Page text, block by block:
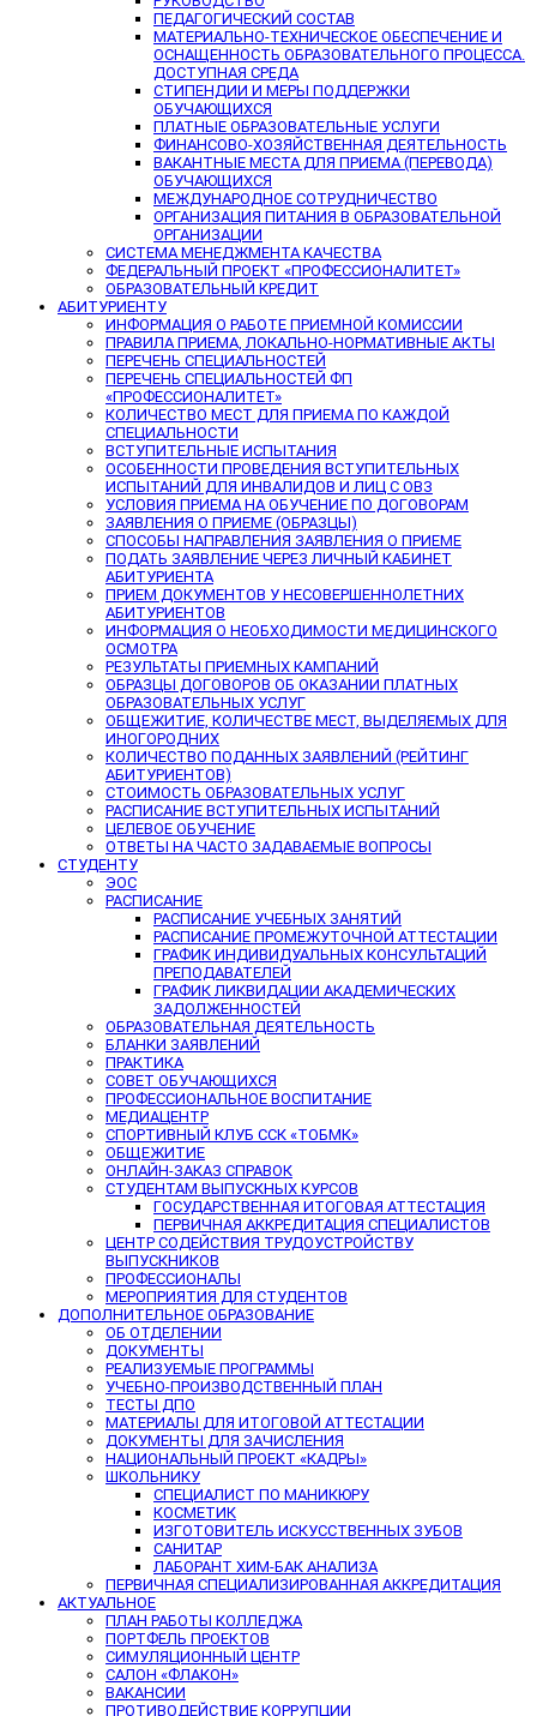
ПЕДАГОГИЧЕСКИЙ СОСТАВ
МАТЕРИАЛЬНО-ТЕХНИЧЕСКОЕ ОБЕСПЕЧЕНИЕ И
ОСНАЩЕННОСТЬ ОБРАЗОВАТЕЛЬНОГО ПРОЦЕССА.
ДОСТУПНАЯ СРЕДА
СТИПЕНДИИ И МЕРЫ ПОДДЕРЖКИ
ОБУЧАЮЩИХСЯ
ПЛАТНЫЕ ОБРАЗОВАТЕЛЬНЫЕ УСЛУГИ
ФИНАНСОВО-ХОЗЯЙСТВЕННАЯ ДЕЯТЕЛЬНОСТЬ
ВАКАНТНЫЕ МЕСТА ДЛЯ ПРИЕМА (ПЕРЕВОДА)
ОБУЧАЮЩИХСЯ
МЕЖДУНАРОДНОЕ СОТРУДНИЧЕСТВО
ОРГАНИЗАЦИЯ ПИТАНИЯ В ОБРАЗОВАТЕЛЬНОЙ
ОРГАНИЗАЦИИ
СИСТЕМА МЕНЕДЖМЕНТА КАЧЕСТВА
ФЕДЕРАЛЬНЫЙ ПРОЕКТ «ПРОФЕССИОНАЛИТЕТ»
ОБРАЗОВАТЕЛЬНЫЙ КРЕДИТ
АБИТУРИЕНТУ
ИНФОРМАЦИЯ О РАБОТЕ ПРИЕМНОЙ КОМИССИИ
ПРАВИЛА ПРИЕМА, ЛОКАЛЬНО-НОРМАТИВНЫЕ АКТЫ
ПЕРЕЧЕНЬ СПЕЦИАЛЬНОСТЕЙ
ПЕРЕЧЕНЬ СПЕЦИАЛЬНОСТЕЙ ФП
«ПРОФЕССИОНАЛИТЕТ»
КОЛИЧЕСТВО МЕСТ ДЛЯ ПРИЕМА ПО КАЖДОЙ
СПЕЦИАЛЬНОСТИ
ВСТУПИТЕЛЬНЫЕ ИСПЫТАНИЯ
ОСОБЕННОСТИ ПРОВЕДЕНИЯ ВСТУПИТЕЛЬНЫХ
ИСПЫТАНИЙ ДЛЯ ИНВАЛИДОВ И ЛИЦ С ОВЗ
УСЛОВИЯ ПРИЕМА НА ОБУЧЕНИЕ ПО ДОГОВОРАМ
ЗАЯВЛЕНИЯ О ПРИЕМЕ (ОБРАЗЦЫ)
СПОСОБЫ НАПРАВЛЕНИЯ ЗАЯВЛЕНИЯ О ПРИЕМЕ
ПОДАТЬ ЗАЯВЛЕНИЕ ЧЕРЕЗ ЛИЧНЫЙ КАБИНЕТ
АБИТУРИЕНТА
ПРИЕМ ДОКУМЕНТОВ У НЕСОВЕРШЕННОЛЕТНИХ
АБИТУРИЕНТОВ
ИНФОРМАЦИЯ О НЕОБХОДИМОСТИ МЕДИЦИНСКОГО
ОСМОТРА
РЕЗУЛЬТАТЫ ПРИЕМНЫХ КАМПАНИЙ
ОБРАЗЦЫ ДОГОВОРОВ ОБ ОКАЗАНИИ ПЛАТНЫХ
ОБРАЗОВАТЕЛЬНЫХ УСЛУГ
ОБЩЕЖИТИЕ, КОЛИЧЕСТВЕ МЕСТ, ВЫДЕЛЯЕМЫХ ДЛЯ
ИНОГОРОДНИХ
КОЛИЧЕСТВО ПОДАННЫХ ЗАЯВЛЕНИЙ (РЕЙТИНГ
АБИТУРИЕНТОВ)
СТОИМОСТЬ ОБРАЗОВАТЕЛЬНЫХ УСЛУГ
РАСПИСАНИЕ ВСТУПИТЕЛЬНЫХ ИСПЫТАНИЙ
ЦЕЛЕВОЕ ОБУЧЕНИЕ
ОТВЕТЫ НА ЧАСТО ЗАДАВАЕМЫЕ ВОПРОСЫ
СТУДЕНТУ
ЭОС
РАСПИСАНИЕ
РАСПИСАНИЕ УЧЕБНЫХ ЗАНЯТИЙ
РАСПИСАНИЕ ПРОМЕЖУТОЧНОЙ АТТЕСТАЦИИ
ГРАФИК ИНДИВИДУАЛЬНЫХ КОНСУЛЬТАЦИЙ
ПРЕПОДАВАТЕЛЕЙ
ГРАФИК ЛИКВИДАЦИИ АКАДЕМИЧЕСКИХ
ЗАДОЛЖЕННОСТЕЙ
ОБРАЗОВАТЕЛЬНАЯ ДЕЯТЕЛЬНОСТЬ
БЛАНКИ ЗАЯВЛЕНИЙ
ПРАКТИКА
СОВЕТ ОБУЧАЮЩИХСЯ
ПРОФЕССИОНАЛЬНОЕ ВОСПИТАНИЕ
МЕДИАЦЕНТР
СПОРТИВНЫЙ КЛУБ ССК «ТОБМК»
ОБЩЕЖИТИЕ
ОНЛАЙН-ЗАКАЗ СПРАВОК
СТУДЕНТАМ ВЫПУСКНЫХ КУРСОВ
ГОСУДАРСТВЕННАЯ ИТОГОВАЯ АТТЕСТАЦИЯ
ПЕРВИЧНАЯ АККРЕДИТАЦИЯ СПЕЦИАЛИСТОВ
ЦЕНТР СОДЕЙСТВИЯ ТРУДОУСТРОЙСТВУ
ВЫПУСКНИКОВ
ПРОФЕССИОНАЛЫ
МЕРОПРИЯТИЯ ДЛЯ СТУДЕНТОВ
ДОПОЛНИТЕЛЬНОЕ ОБРАЗОВАНИЕ
ОБ ОТДЕЛЕНИИ
ДОКУМЕНТЫ
РЕАЛИЗУЕМЫЕ ПРОГРАММЫ
УЧЕБНО-ПРОИЗВОДСТВЕННЫЙ ПЛАН
ТЕСТЫ ДПО
МАТЕРИАЛЫ ДЛЯ ИТОГОВОЙ АТТЕСТАЦИИ
ДОКУМЕНТЫ ДЛЯ ЗАЧИСЛЕНИЯ
НАЦИОНАЛЬНЫЙ ПРОЕКТ «КАДРЫ»
ШКОЛЬНИКУ
СПЕЦИАЛИСТ ПО МАНИКЮРУ
КОСМЕТИК
ИЗГОТОВИТЕЛЬ ИСКУССТВЕННЫХ ЗУБОВ
САНИТАР
ЛАБОРАНТ ХИМ-БАК АНАЛИЗА
ПЕРВИЧНАЯ СПЕЦИАЛИЗИРОВАННАЯ АККРЕДИТАЦИЯ
АКТУАЛЬНОЕ
ПЛАН РАБОТЫ КОЛЛЕДЖА
ПОРТФЕЛЬ ПРОЕКТОВ
СИМУЛЯЦИОННЫЙ ЦЕНТР
САЛОН «ФЛАКОН»
ВАКАНСИИ
ПРОТИВОДЕЙСТВИЕ КОРРУПЦИИ